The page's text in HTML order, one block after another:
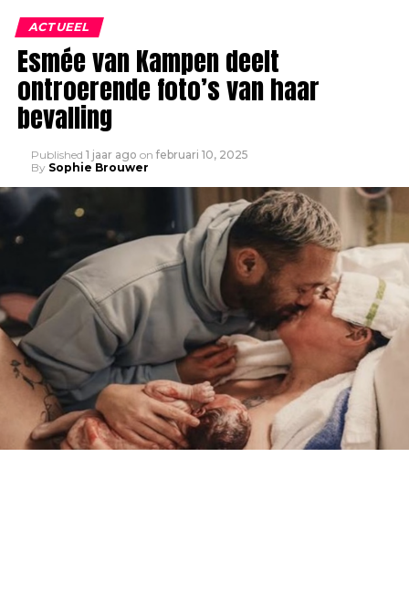
ACTUEEL
Esmée van Kampen deelt
ontroerende foto’s van haar
bevalling
Published 1 jaar ago on februari 10, 2025
By Sophie Brouwer